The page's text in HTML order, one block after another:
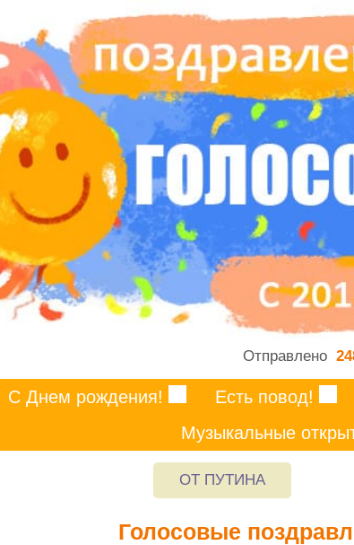
Отправлено
С Днем рождения! Есть повод!
Музыкальные
ОТ ПУТИНА
Голосовые